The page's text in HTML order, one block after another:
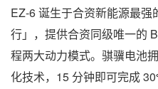
EZ-6 诞生于合资新能源最
行」，提供合资同级唯一的
程两大动力模式。骐骥电池
化技术，15 分钟即可完成